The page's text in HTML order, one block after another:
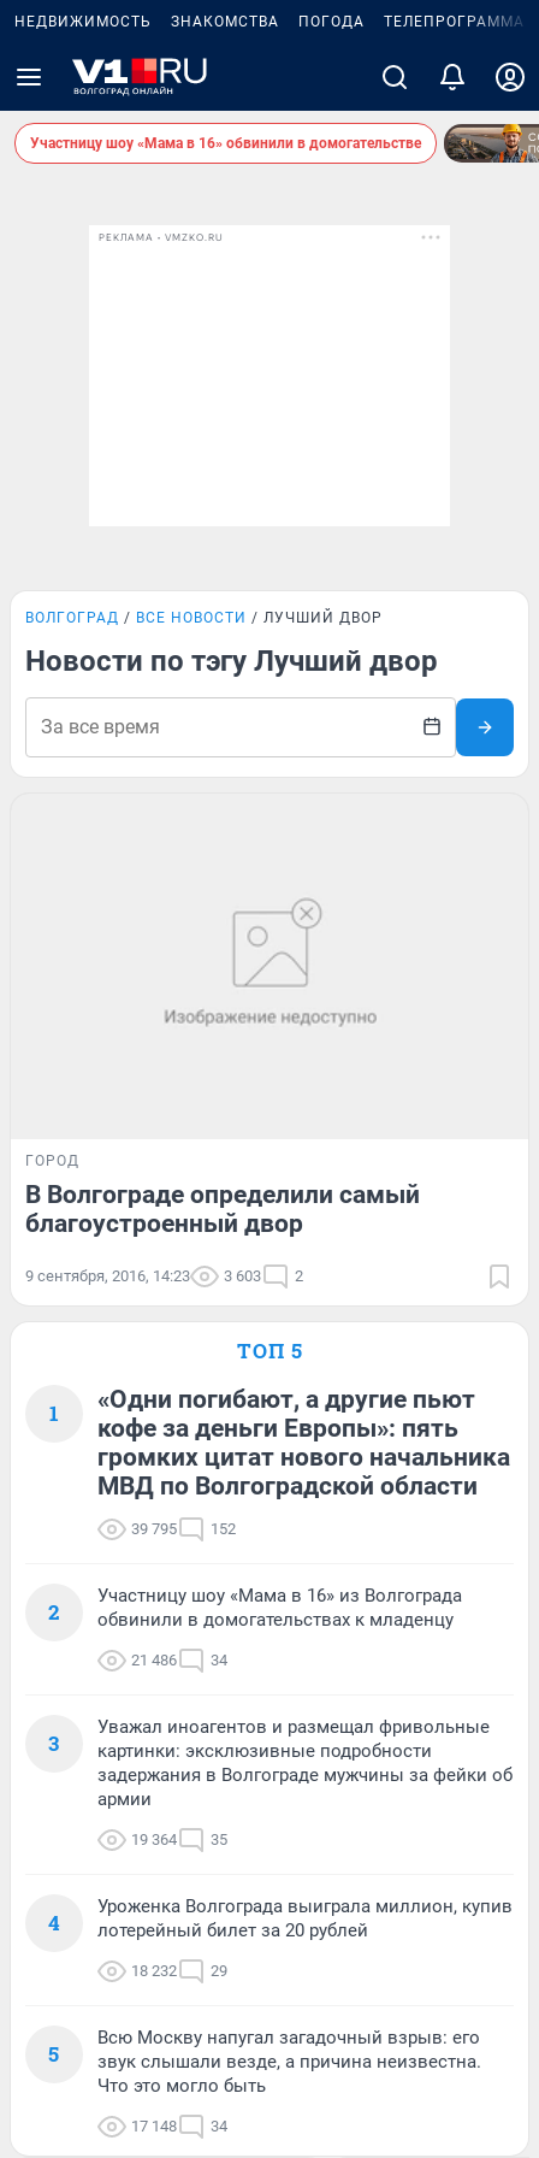
НЕДВИЖИМОСТЬ ЗНАКОМСТВА ПОГОДА ТЕЛЕПРОГРАММА
Участницу шоу «Мама в 16» обвинили в домогательстве
РЕКЛАМА • VMZKO.RU
ВОЛГОГРАД ВСЕ НОВОСТИ ЛУЧШИЙ ДВОР
Новости по тэгу Лучший двор
ГОРОД
В Волгограде определили самый
благоустроенный двор
9 сентября, 2016, 14:23 3 603 2
ТОП 5
1
«Одни погибают, а другие пьют
кофе за деньги Европы»: пять
громких цитат нового начальника
МВД по Волгоградской области
39 795 152
2
Участницу шоу «Мама в 16» из Волгограда
обвинили в домогательствах к младенцу
21 486 34
3
Уважал иноагентов и размещал фривольные
картинки: эксклюзивные подробности
задержания в Волгограде мужчины за фейки об
армии
19 364 35
4
Уроженка Волгограда выиграла миллион, купив
лотерейный билет за 20 рублей
18 232 29
5
Всю Москву напугал загадочный взрыв: его
звук слышали везде, а причина неизвестна.
Что это могло быть
17 148 34